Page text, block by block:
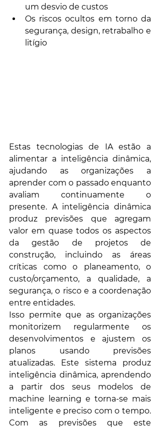
um desvio de custos
Os riscos ocultos em torno da
segurança, design, retrabalho e
litígio
Estas tecnologias de IA estão a
alimentar a inteligência dinâmica,
ajudando as organizações a
aprender com o passado enquanto
avaliam continuamente o
presente. A inteligência dinâmica
produz previsões que agregam
valor em quase todos os aspectos
da gestão de projetos de
construção, incluindo as áreas
críticas como o planeamento, o
custo/orçamento, a qualidade, a
segurança, o risco e a coordenação
entre entidades.
Isso permite que as organizações
monitorizem regularmente os
desenvolvimentos e ajustem os
planos usando previsões
atualizadas. Este sistema produz
inteligência dinâmica, aprendendo
a partir dos seus modelos de
machine learning e torna-se mais
inteligente e preciso com o tempo.
Com as previsões que este